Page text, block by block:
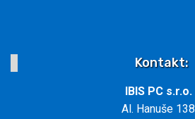
Kontakt:
IBIS PC s.r.o.
Al. Hanuše 138